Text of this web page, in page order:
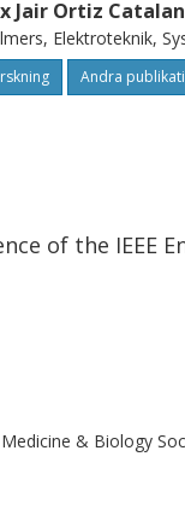
Jair Ortiz Catalan
Elektroteknik,
Andra
of the IEEE
& Biology